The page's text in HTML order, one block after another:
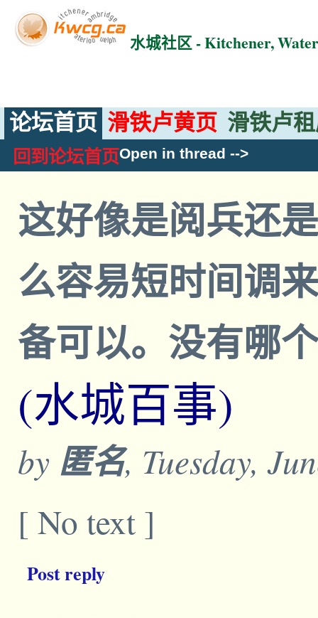
水城社区 - Kitchener,
论坛首页 滑铁卢黄页 滑铁卢
回到论坛首页Open in thread -->
这好像是阅兵还
么容易短时间调
备可以。没有哪
(水城百事)
by 匿名, Tuesday,
[ No text ]
Post reply